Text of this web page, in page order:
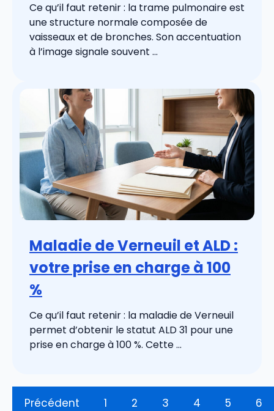
Ce qu’il faut retenir : la trame pulmonaire est
une structure normale composée de
vaisseaux et de bronches. Son accentuation
à l’image signale souvent ...
Maladie de Verneuil et ALD :
votre prise en charge à 100
%
Ce qu’il faut retenir : la maladie de Verneuil
permet d’obtenir le statut ALD 31 pour une
prise en charge à 100 %. Cette ...
Précédent 1 2 3 4 5 6